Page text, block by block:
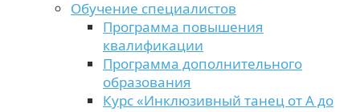
Обучение специалистов
Программа повышения
квалификации
Программа дополнительного
образования
Курс «Инклюзивный танец от А до